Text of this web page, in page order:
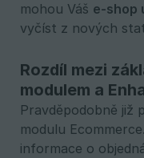
mohou Váš e-shop
vyčíst z nových
Rozdíl mezi
modulem a
Pravděpodobně již
modulu
informace o